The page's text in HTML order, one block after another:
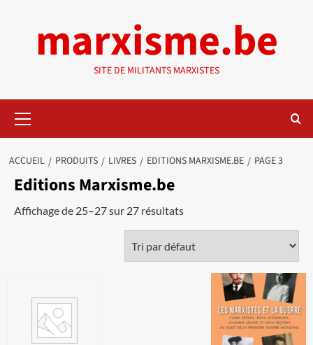
marxisme.be
SITE DE MILITANTS MARXISTES
principal
ACCUEIL PRODUITS LIVRES EDITIONS MARXISME.BE PAGE 3
Editions Marxisme.be
Affichage de 25–27 sur 27 résultats